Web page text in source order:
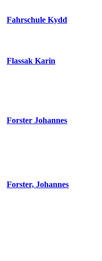
Fahrschule Kydd
Flassak Karin
Forster Johannes
Forster, Johannes